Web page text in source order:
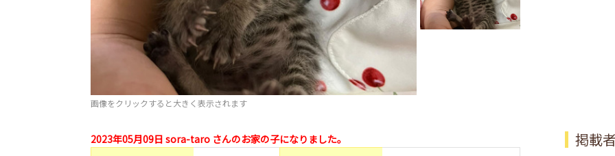
画像をクリックすると大きく表示されます
2023年05月09日 sora-taro さんのお家の子になりました。 掲載者